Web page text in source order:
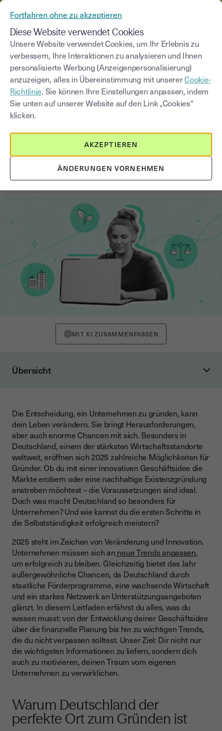
Blog
Kategorie auswählen Saisissez un terme
Unternehmensgründung in
Deutschland 2025: Ein
umfassender Leitfaden
MIT KI ZUSAMMENFASSEN
Übersicht
Schritt 2: Finanzielle Planung – Wie viel Geld brauchst du
wirklich?
Schritt 3: Businessplan erstellen – Dein Fahrplan zum Erfolg
Schritt 4: Deine Firma gründen – Die Formalitäten
Schritt 5: Trends, die du 2025 nutzen kannst
Dein Start in die Selbstständigkeit
Die Entscheidung, ein Unternehmen zu gründen, kann
dein Leben verändern. Sie bringt Herausforderungen,
aber auch enorme Chancen mit sich. Besonders in
Deutschland, einem der stärksten Wirtschaftsstandorte
weltweit, eröffnen sich 2025 zahlreiche Möglichkeiten für
Gründer. Ob du mit einer innovativen Geschäftsidee die
Märkte erobern oder eine nachhaltige Existenzgründung
anstreben möchtest – die Voraussetzungen sind ideal.
Doch was macht Deutschland so besonders für
Unternehmen? Und wie kannst du die ersten Schritte in
die Selbstständigkeit erfolgreich meistern?
2025 steht im Zeichen von Veränderung und Innovation.
Unternehmen müssen sich an neue Trends anpassen,
um erfolgreich zu bleiben. Gleichzeitig bietet das Jahr
außergewöhnliche Chancen, da Deutschland durch
staatliche Förderprogramme, eine wachsende Wirtschaft
und ein starkes Netzwerk an Unterstützungsangeboten
glänzt. In diesem Leitfaden erfährst du alles, was du
wissen musst: von der Entwicklung deiner Geschäftsidee
über die finanzielle Planung bis hin zu wichtigen Trends,
die du nicht verpassen solltest. Unser Ziel: Dir nicht nur
die wichtigsten Informationen zu liefern, sondern dich
auch zu motivieren, deinen Traum vom eigenen
Unternehmen zu verwirklichen.
Warum Deutschland der
perfekte Ort zum Gründen ist
Fortfahren ohne zu akzeptieren
Diese Website verwendet Cookies
Unsere Website verwendet Cookies, um Ihr Erlebnis zu
verbessern, Ihre Interaktionen zu analysieren und Ihnen
personalisierte Werbung (Anzeigenpersonalisierung)
anzuzeigen, alles in Übereinstimmung mit unsererCookie-
Richtlinie. Sie können Ihre Einstellungen anpassen, indem
Sie unten auf unserer Website auf den Link „Cookies“
klicken.
ÄNDERUNGEN VORNEHMEN
AKZEPTIEREN